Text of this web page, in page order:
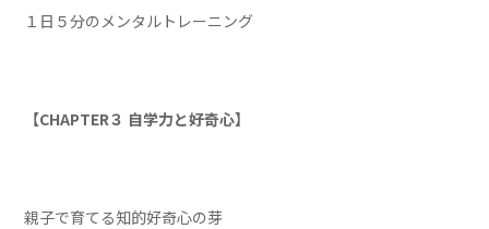
１日５分のメンタルトレーニング
【CHAPTER３ 自学力と好奇心】
親子で育てる知的好奇心の芽